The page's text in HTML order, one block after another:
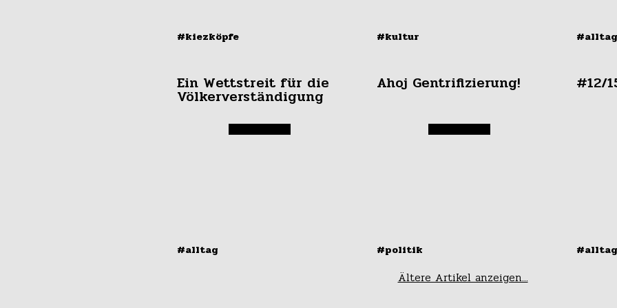
#kiezköpfe #kultur #alltag
Ein Wettstreit für die
Völkerverständigung
#alltag
Ahoj Gentrifizierung!
#politik
#12/
#alltag
Ältere Artikel anzeigen...